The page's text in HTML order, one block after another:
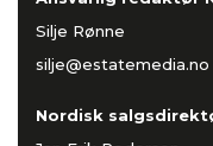
Silje Rønne
silje@estatemedia.no
Nordisk